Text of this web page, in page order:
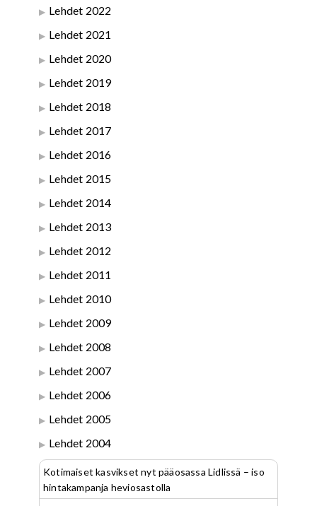
Lehdet 2022
Lehdet 2021
Lehdet 2020
Lehdet 2019
Lehdet 2018
Lehdet 2017
Lehdet 2016
Lehdet 2015
Lehdet 2014
Lehdet 2013
Lehdet 2012
Lehdet 2011
Lehdet 2010
Lehdet 2009
Lehdet 2008
Lehdet 2007
Lehdet 2006
Lehdet 2005
Lehdet 2004
Kotimaiset kasvikset nyt pääosassa Lidlissä – iso
hintakampanja heviosastolla